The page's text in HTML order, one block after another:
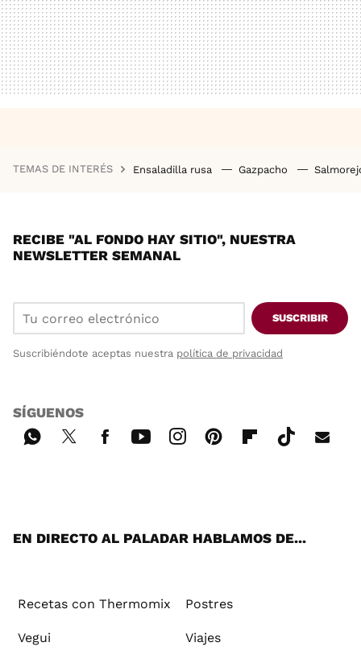
TEMAS DE INTERÉS Ensaladilla rusa Gazpacho
RECIBE "AL FONDO HAY SITIO", NUESTRA
NEWSLETTER SEMANAL
SUSCRIBIR
Suscribiéndote aceptas nuestra política de privacidad
SÍGUENOS
EN DIRECTO AL PALADAR HABLAMOS DE...
Recetas con Thermomix Postres
Vegui Viajes